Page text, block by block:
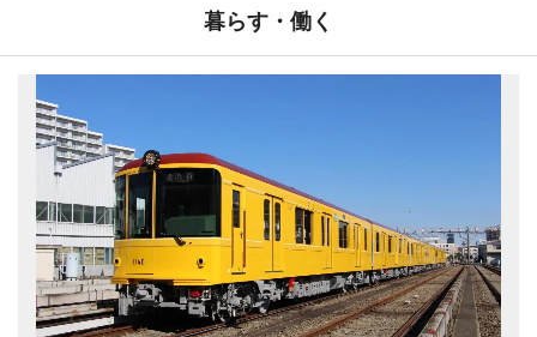
暮らす・働く